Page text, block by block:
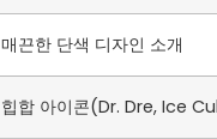
매끈한 단색 디자인 소개
힙합 아이콘(Dr. Dre, Ice